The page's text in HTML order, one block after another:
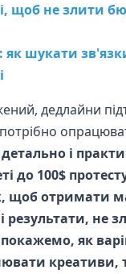
щоб не злити
як шукати
дедлайни
детально і
до 100$
щоб отримати
результати, не
як
креативи,